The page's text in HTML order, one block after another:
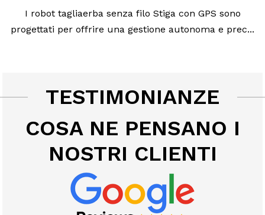
I robot tagliaerba senza filo Stiga con GPS sono
progettati per offrire una gestione autonoma e prec...
TESTIMONIANZE
COSA NE PENSANO I
NOSTRI CLIENTI